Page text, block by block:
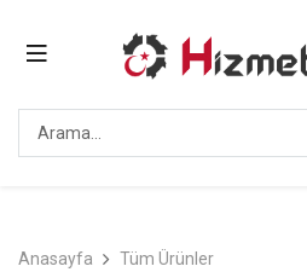
Anasayfa
Tüm Ürünler